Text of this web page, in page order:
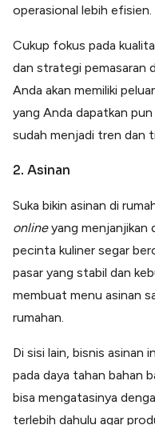
operasional lebih efisien.
Cukup fokus pada
dan strategi pemasaran
Anda akan memiliki
yang Anda dapatkan
sudah menjadi tren dan
2. Asinan
Suka bikin asinan di
onlineyang menjanjikan
pecinta kuliner segar
pasar yang stabil dan
membuat menu asinan
rumahan.
Di sisi lain, bisnis asinan
pada daya tahan bahan
bisa mengatasinya
terlebih dahulu agar